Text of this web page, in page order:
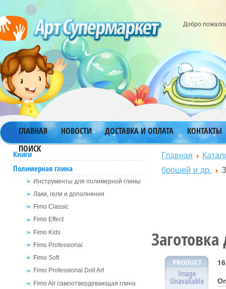
Добро
ГЛАВНАЯ НОВОСТИ ДОСТАВКА И ОПЛАТА
КОНТАКТЫ
ПОИСК
Книги
Полимерная глина
Инструменты для полимерной глины
Лаки, гели и дополнения
Fimo Classic
Fimo Effect
Fimo Kids
Fimo Professional
Fimo Soft
Fimo Professional Doll Art
Fimo Air самоотвердевающая глина
Главная
брошей и др.